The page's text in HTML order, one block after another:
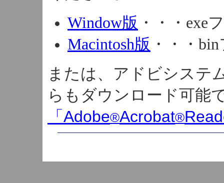
Window版 ・・・exe
Macintosh版 ・・・
または、アドビシステ
らもダウンロード可能
「 Adobe®Acrobat®